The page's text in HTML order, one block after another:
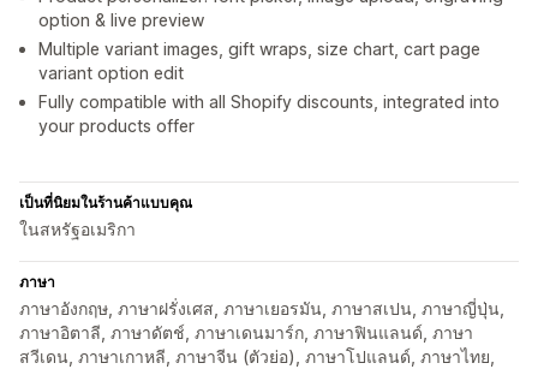
option & live preview
Multiple variant images, gift wraps, size chart, cart page
variant option edit
Fully compatible with all Shopify discounts, integrated into
your products offer
เป็นที่นิยมในร้านค้าแบบคุณ
ในสหรัฐอเมริกา
ภาษา
ภาษาอังกฤษ, ภาษาฝรั่งเศส, ภาษาเยอรมัน, ภาษาสเปน, ภาษาญี่ปุ่น,
ภาษาอิตาลี, ภาษาดัตช์, ภาษาเดนมาร์ก, ภาษาฟินแลนด์, ภาษา
สวีเดน, ภาษาเกาหลี, ภาษาจีน (ตัวย่อ), ภาษาโปแลนด์, ภาษาไทย,